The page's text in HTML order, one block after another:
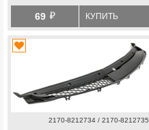
69 й КУПИТЬ
2170-8212734 / 2170-8212735